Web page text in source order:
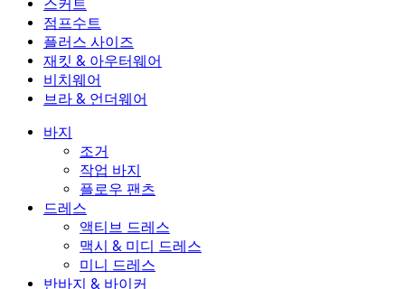
데님 반바지
데님 스커트
힙업 레깅스
요가 레깅스
스포츠 브라
티셔츠
스커트
스커트
액티브 스커트
미니 스커트
맥시 & 미디 스커트
점프수트
점프수트
오버롤
롬퍼
플러스 사이즈
플러스 사이즈
플러스 사이즈 하의
플러스 사이즈 상의
플러스 사이즈 드레스
재킷 & 아우터웨어
재킷 & 아우터웨어
재킷 & 아우터웨어
아우터웨어
비치웨어
비치웨어
수영복 상의
수영복 세트
브라 & 언더웨어
브라 & 언더웨어
언더웨어
바지
조거
작업 바지
플로우 팬츠
드레스
액티브 드레스
맥시 & 미디 드레스
미니 드레스
반바지 & 바이커